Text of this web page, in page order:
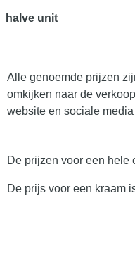
halve unit
Alle genoemde prijzen
omkijken naar de
website en sociale media
De prijzen voor een hele
De prijs voor een kraam